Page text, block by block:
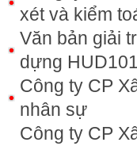
xét và kiểm
Văn bản giải
dựng
Công ty CP
nhân sự
Công ty CP